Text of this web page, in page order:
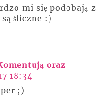
mi się podobają z
śliczne :)
oraz
18:34
;)